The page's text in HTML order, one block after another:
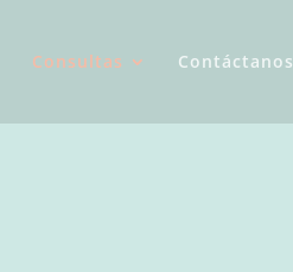
Consultas Contáctanos